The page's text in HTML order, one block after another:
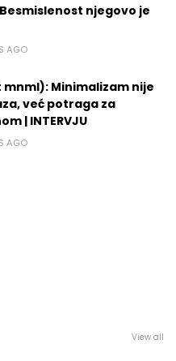
njegovo je
AGO
mnml): Minimalizam nije
već potraga za
| INTERVJU
AGO
View all